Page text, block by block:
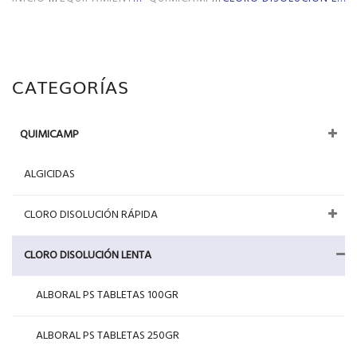
CATEGORÍAS
QUIMICAMP
ALGICIDAS
CLORO DISOLUCIÓN RÁPIDA
CLORO DISOLUCIÓN LENTA
ALBORAL PS TABLETAS 100GR
ALBORAL PS TABLETAS 250GR